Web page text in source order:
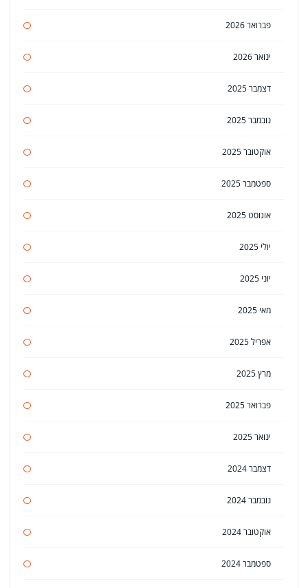
פברואר 2026
ינואר 2026
דצמבר 2025
נובמבר 2025
אוקטובר 2025
ספטמבר 2025
אוגוסט 2025
יולי 2025
יוני 2025
מאי 2025
אפריל 2025
מרץ 2025
פברואר 2025
ינואר 2025
דצמבר 2024
נובמבר 2024
אוקטובר 2024
ספטמבר 2024